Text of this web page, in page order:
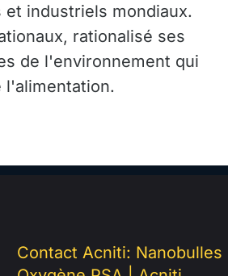
industriels mondiaux.
rationalisé ses
de l'environnement qui
l'alimentation.
Contact Acniti: Nanobulles